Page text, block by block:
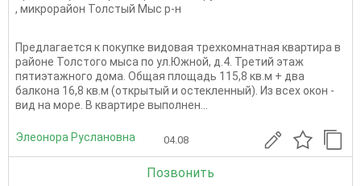
, микрорайон Толстый Мыс р-н
Предлагается к покупке видовая трехкомнатная квартира в
районе Толстого мыса по ул.Южной, д.4. Третий этаж
пятиэтажного дома. Общая площадь 115,8 кв.м + два
балкона 16,8 кв.м (открытый и остекленный). Из всех окон -
вид на море. В квартире выполнен...
Элеонора Руслановна 04.08
Позвонить